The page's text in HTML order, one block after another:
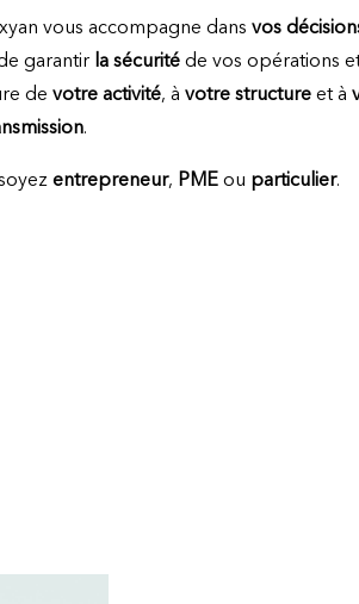
vous accompagne dans vos
garantir la sécurité de vos opérations
de votre activité, à votre structure et à
.
entrepreneur, PME ou particulier.